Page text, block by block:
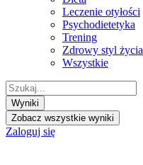
Leczenie otyłości
Psychodietetyka
Trening
Zdrowy styl życia
Wszystkie
Search
...Wyniki
Zobacz wszystkie wyniki
Zaloguj się